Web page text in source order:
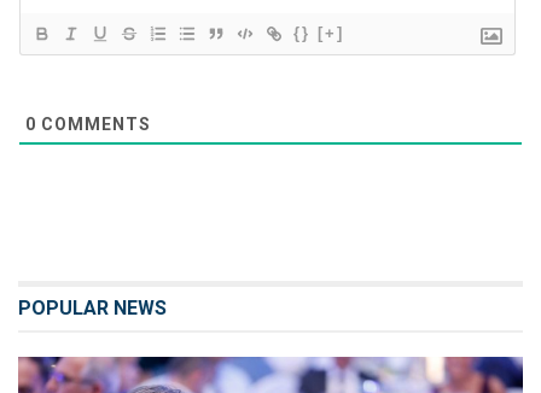
{} [+]
0 COMMENTS
POPULAR NEWS